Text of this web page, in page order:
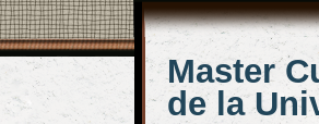
Master
de la